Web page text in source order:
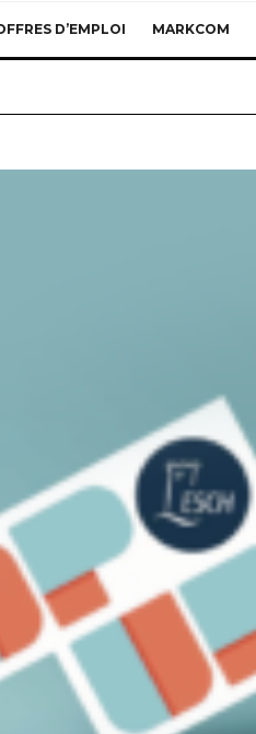
D’EMPLOI MARKCOM